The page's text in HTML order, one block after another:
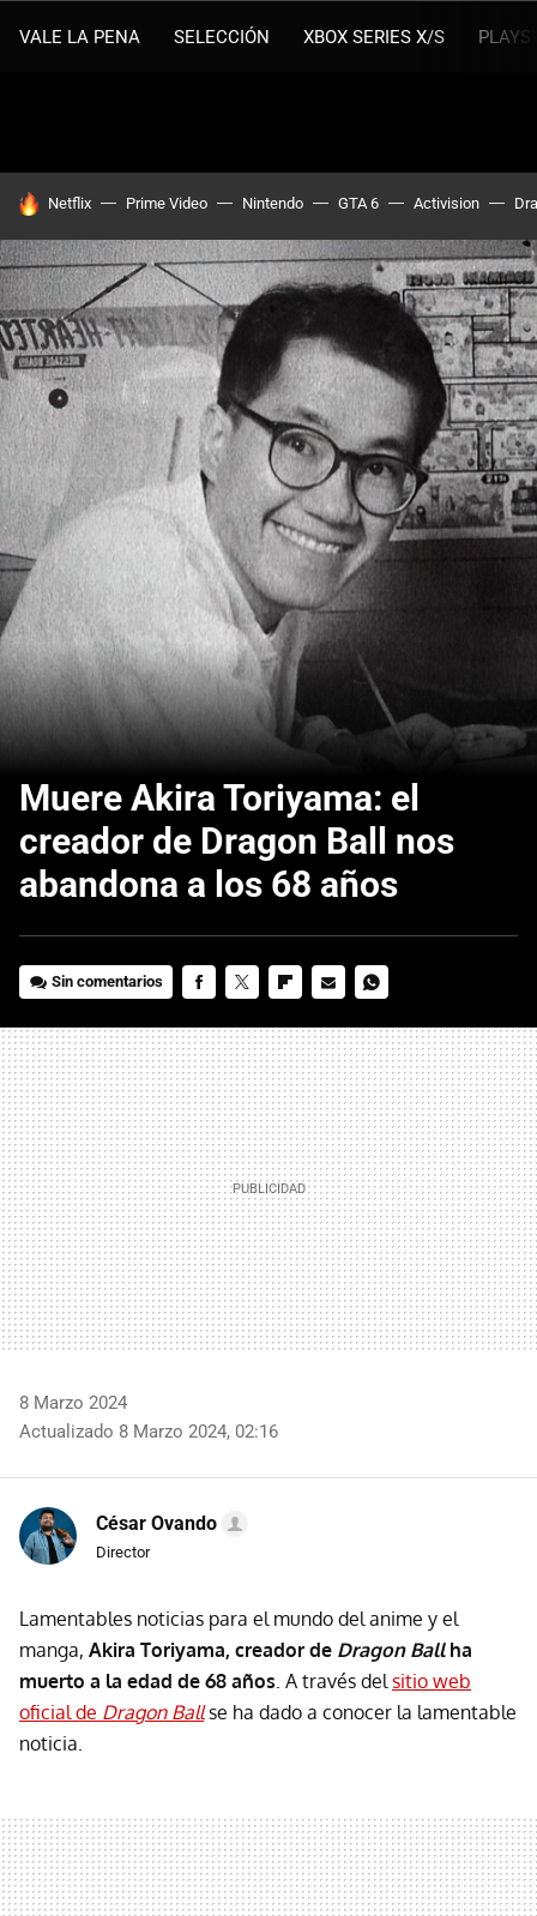
VALE LA PENA SELECCIÓN XBOX SERIES X/S
HOY SE HABLA DE
Netflix Prime Video Nintendo GTA 6 Activision
Muere Akira Toriyama: el
creador de Dragon Ball nos
abandona a los 68 años
Sin comentarios
MAIL
8 Marzo 2024
Actualizado 8 Marzo 2024, 02:16
César Ovando
Director
Lamentables noticias para el mundo del anime y el
manga, Akira Toriyama, creador de Dragon Ballha
muerto a la edad de 68 años. A través delsitio web
oficial de Dragon Ballse ha dado a conocer la lamentable
noticia.